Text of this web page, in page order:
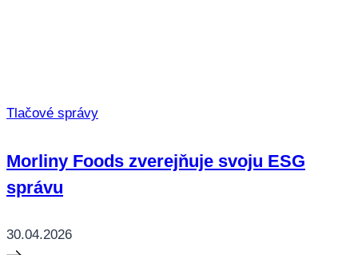
Tlačové správy
Morliny Foods zverejňuje svoju ESG
správu
30.04.2026